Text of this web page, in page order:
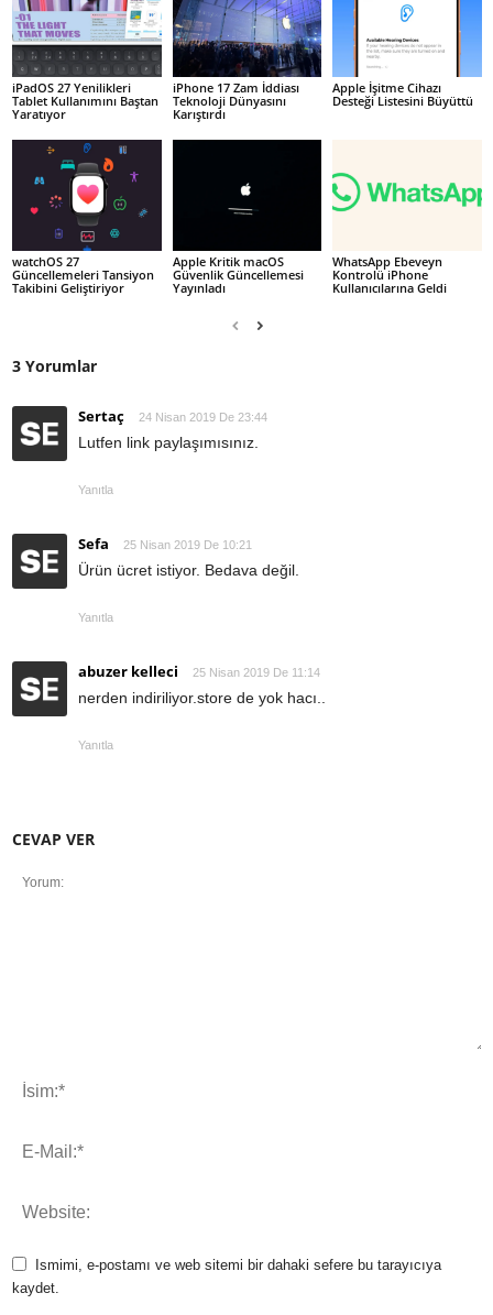
iPadOS 27 Yenilikleri
Tablet Kullanımını Baştan
Yaratıyor
iPhone 17 Zam İddiası
Teknoloji Dünyasını
Karıştırdı
Apple İşitme Cihazı
Desteği Listesini Büyüttü
watchOS 27
Güncellemeleri Tansiyon
Takibini Geliştiriyor
Apple Kritik macOS
Güvenlik Güncellemesi
Yayınladı
WhatsApp Ebeveyn
Kontrolü iPhone
Kullanıcılarına Geldi
3 Yorumlar
Sertaç 24 Nisan 2019 De 23:44
Lutfen link paylaşımısınız.
Yanıtla
Sefa 25 Nisan 2019 De 10:21
Ürün ücret istiyor. Bedava değil.
Yanıtla
abuzer kelleci 25 Nisan 2019 De 11:14
nerden indiriliyor.store de yok hacı..
Yanıtla
CEVAP VER
Ismimi, e-postamı ve web sitemi bir dahaki sefere bu tarayıcıya
kaydet.